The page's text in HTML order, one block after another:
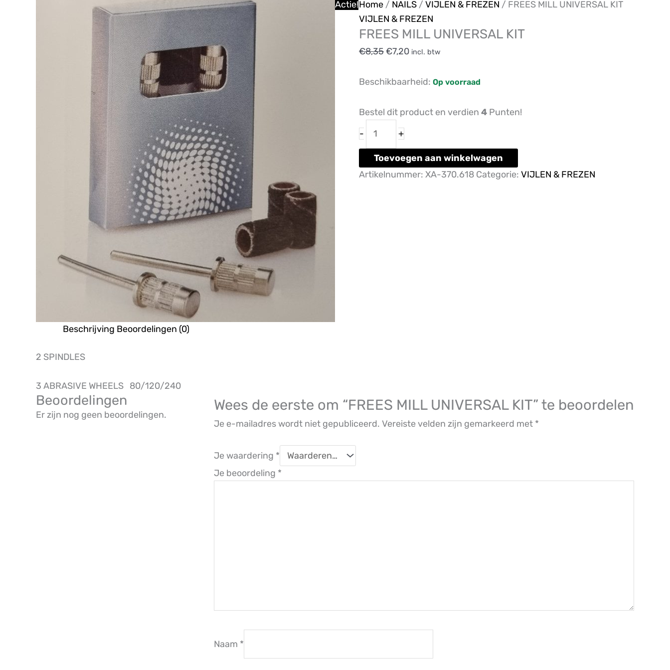
Actie!Home / NAILS / VIJLEN & FREZEN / FREES MILL UNIVERSAL KIT
VIJLEN & FREZEN
FREES MILL UNIVERSAL KIT
€8,35
Oorspronkelijke
prijs
was:
€8,35.
€7,20
Huidige
prijs
is:
€7,20.
incl. btw
Beschikbaarheid: Op voorraad
Bestel dit product en verdien 4 Punten!
-
FREES
MILL
UNIVERSAL
KIT
+
Toevoegen aan winkelwagen
Artikelnummer: XA-370.618 Categorie: VIJLEN & FREZEN
Beschrijving Beoordelingen (0)
2 SPINDLES
3 ABRASIVE WHEELS 80/120/240
Beoordelingen
Er zijn nog geen beoordelingen.
Wees de eerste om “FREES MILL UNIVERSAL KIT” te beoordelen
Je e-mailadres wordt niet gepubliceerd. Vereiste velden zijn gemarkeerd met *
Je waardering *
Je beoordeling *
Naam *